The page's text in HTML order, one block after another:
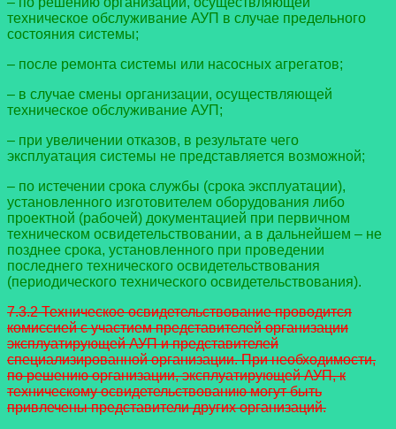
техническое обслуживание АУП в случае предельного
состояния системы;
– после ремонта системы или насосных агрегатов;
– в случае смены организации, осуществляющей
техническое обслуживание АУП;
– при увеличении отказов, в результате чего
эксплуатация системы не представляется возможной;
– по истечении срока службы (срока эксплуатации),
установленного изготовителем оборудования либо
проектной (рабочей) документацией при первичном
техническом освидетельствовании, а в дальнейшем – не
позднее срока, установленного при проведении
последнего технического освидетельствования
(периодического технического освидетельствования).
7.3.2 Техническое освидетельствование проводится
комиссией с участием представителей организации
эксплуатирующей АУП и представителей
специализированной организации. При необходимости,
по решению организации, эксплуатирующей АУП, к
техническому освидетельствованию могут быть
привлечены представители других организаций.